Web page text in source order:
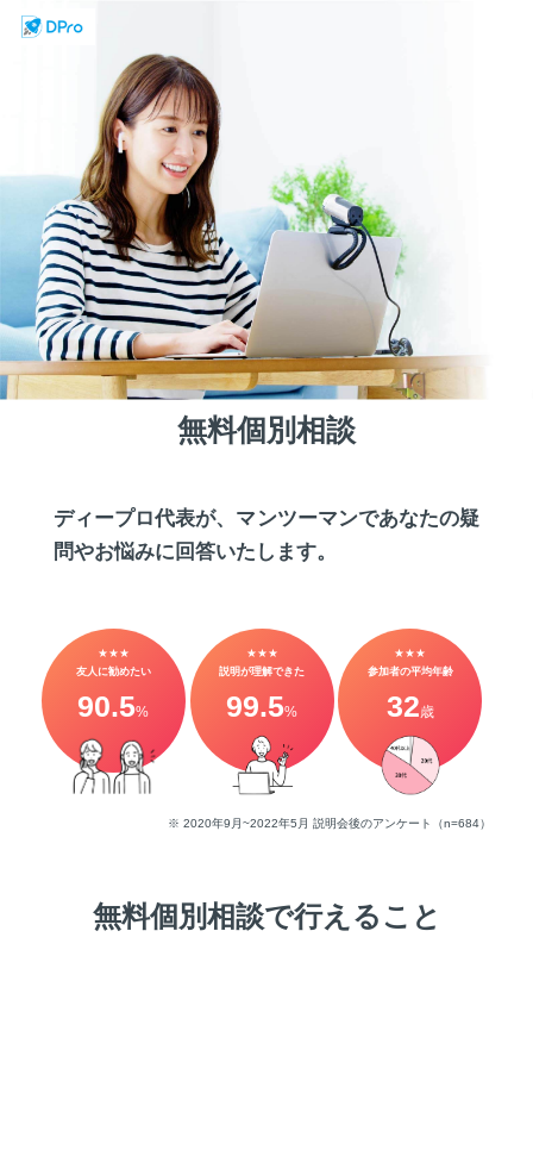
無料個別相談
ディープロ代表が、マンツーマンであなたの疑
問やお悩みに回答いたします。
★★★
友人に勧めたい
90.5%
★★★
説明が理解できた
99.5%
★★★
参加者の平均年齢
32歳
※ 2020年9月~2022年5月 説明会後のアンケート（n=684）
無料個別相談で行えること